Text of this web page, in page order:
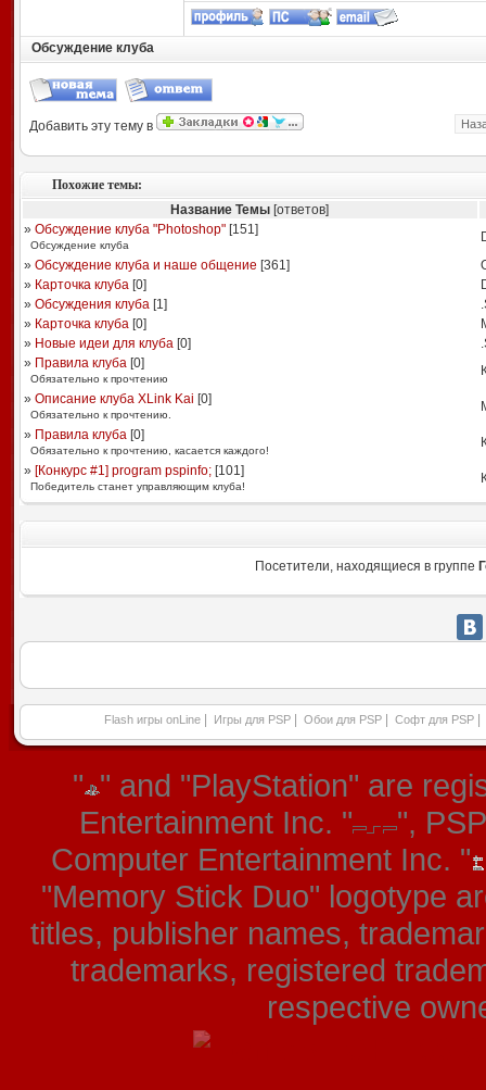
Обсуждение клуба
Добавить эту тему в
Похожие темы:
Название Темы [ответов]
» Обсуждение клуба "Photoshop"[151]
Обсуждение клуба
» Обсуждение клуба и наше общение [361]
» Карточка клуба[0]
» Обсуждения клуба[1]
» Карточка клуба[0]
» Новые идеи для клуба[0]
» Правила клуба[0]
Обязательно к прочтению
» Описание клуба XLink Kai [0]
Обязательно к прочтению.
» Правила клуба[0]
Обязательно к прочтению, касается каждого!
» [Конкурс #1] program pspinfo;[101]
Победитель станет управляющим клуба!
Посетители, находящиеся в группе
Flash игры onLine Игры для PSP Обои для PSP Софт для PSP
" " and "PlayStation" are
Entertainment Inc. "
",
Computer Entertainment Inc. "
"Memory Stick Duo" logotype
titles, publisher names,
trademarks, registered
respective